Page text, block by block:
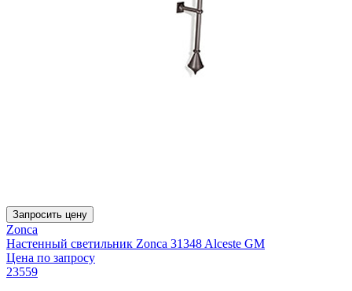
Запросить цену
Zonca
Настенный светильник Zonca 31348 Alceste GM
Цена по запросу
23559